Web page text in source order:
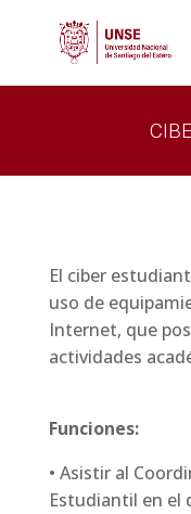
El ciber estudiantil brinda un espacio para el
uso de
Internet, que
actividades
Funciones:
• Asistir al
Estudiantil en el